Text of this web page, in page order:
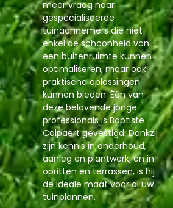
meer vraag naar
gespecialiseerde
tuinaannemers die niet
enkel de schoonheid van
een buitenruimte kunnen
optimaliseren, maar ook
praktische oplossingen
kunnen bieden. Één van
deze belovende jonge
professionals is Baptiste
Colpaert gevestigd. Dankzij
zijn kennis in onderhoud,
aanleg en plantwerk, en in
opritten en terrassen, is hij
de ideale maat voor al uw
tuinplannen.